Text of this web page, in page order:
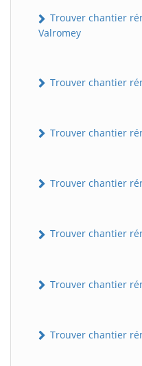
Trouver chantier
Valromey
Trouver chantier
Trouver chantier
Trouver chantier
Trouver chantier
Trouver chantier
Trouver chantier